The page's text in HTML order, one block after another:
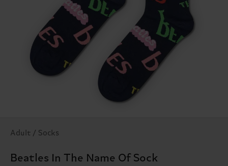
Adult / Socks
Beatles In The Name Of Sock